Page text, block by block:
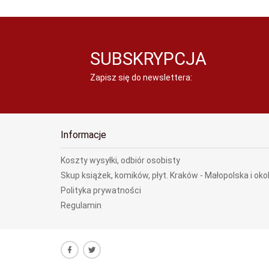
SUBSKRYPCJA
Zapisz się do newslettera:
Informacje
Koszty wysyłki, odbiór osobisty
Skup książek, komików, płyt. Kraków - Małopolska i
Polityka prywatności
Regulamin